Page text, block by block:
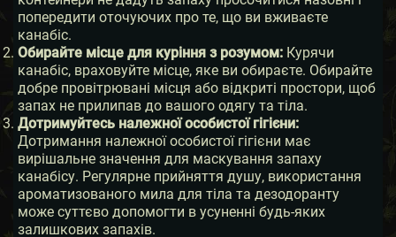
попередити оточуючих про те, що ви вживаєте
канабіс.
Обирайте місце для куріння з розумом: Курячи
канабіс, враховуйте місце, яке ви обираєте. Обирайте
добре провітрювані місця або відкриті простори, щоб
запах не прилипав до вашого одягу та тіла.
Дотримуйтесь належної особистої гігієни:
Дотримання належної особистої гігієни має
вирішальне значення для маскування запаху
канабісу. Регулярне прийняття душу, використання
ароматизованого мила для тіла та дезодоранту
може суттєво допомогти в усуненні будь-яких
залишкових запахів.